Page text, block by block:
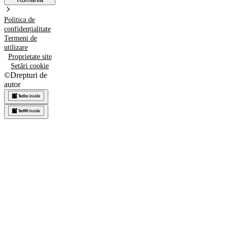
Politica de
confidențialitate
Termeni de
utilizare
Proprietate site
Setări cookie
©Drepturi de
autor